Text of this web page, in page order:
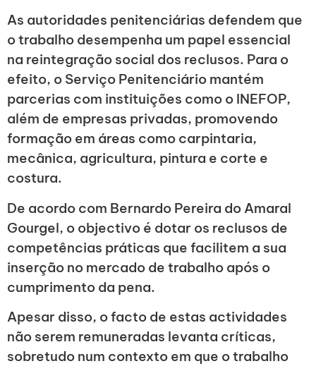
As autoridades penitenciárias defendem que
o trabalho desempenha um papel essencial
na reintegração social dos reclusos. Para o
efeito, o Serviço Penitenciário mantém
parcerias com instituições como o INEFOP,
além de empresas privadas, promovendo
formação em áreas como carpintaria,
mecânica, agricultura, pintura e corte e
costura.
De acordo com Bernardo Pereira do Amaral
Gourgel, o objectivo é dotar os reclusos de
competências práticas que facilitem a sua
inserção no mercado de trabalho após o
cumprimento da pena.
Apesar disso, o facto de estas actividades
não serem remuneradas levanta críticas,
sobretudo num contexto em que o trabalho